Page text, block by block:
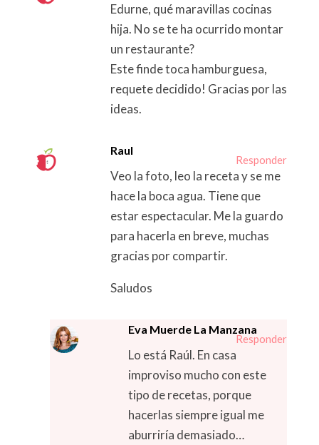
Edurne, qué maravillas cocinas
hija. No se te ha ocurrido montar
un restaurante?
Este finde toca hamburguesa,
requete decidido! Gracias por las
ideas.
Responder
Raul
Veo la foto, leo la receta y se me
hace la boca agua. Tiene que
estar espectacular. Me la guardo
para hacerla en breve, muchas
gracias por compartir.
Saludos
Responder
Eva Muerde La Manzana
Lo está Raúl. En casa
improviso mucho con este
tipo de recetas, porque
hacerlas siempre igual me
aburriría demasiado…